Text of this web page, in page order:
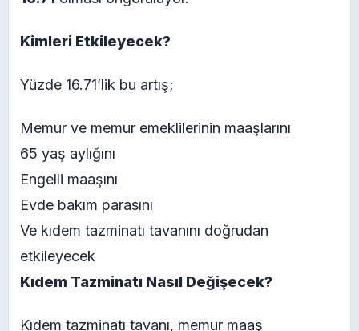
Kimleri Etkileyecek?
Yüzde 16.71’lik bu artış;
Memur ve memur emeklilerinin maaşlarını
65 yaş aylığını
Engelli maaşını
Evde bakım parasını
Ve kıdem tazminatı tavanını doğrudan
etkileyecek
Kıdem Tazminatı Nasıl Değişecek?
Kıdem tazminatı tavanı, memur maaş